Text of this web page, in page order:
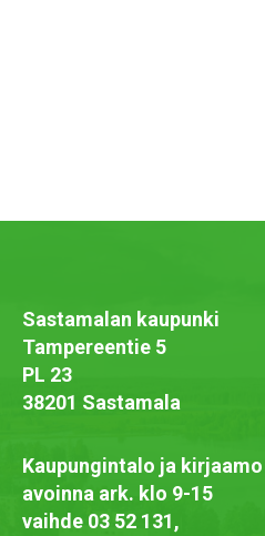
Sastamalan kaupunki
Tampereentie 5
PL 23
38201 Sastamala
Kaupungintalo ja kirjaamo
avoinna ark. klo 9-15
vaihde 03 52 131,